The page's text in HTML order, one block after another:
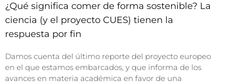
¿Qué significa comer de forma sostenible? La
ciencia (y el proyecto CUES) tienen la
respuesta por fin
Damos cuenta del último reporte del proyecto europeo
en el que estamos embarcados, y que informa de los
avances en materia académica en favor de una